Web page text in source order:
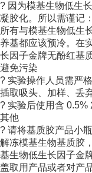
? 因为模基生物低生
凝胶化。所以需谨记
所有与模基生物低生
养基都应该预冷。在
长因子金牌无酚红基
避免污染
? 实验操作人员需严
插取吸头、加样、丢
? 实验后使用含 0.5%
其他
? 请将基质胶产品小
解冻模基生物基质胶
基生物低生长因子金
盖取用产品或者对产